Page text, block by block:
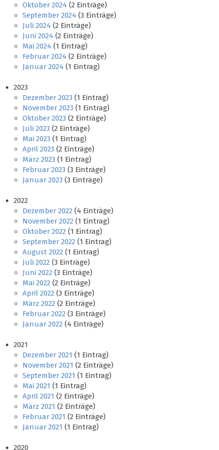
Oktober 2024 (2 Einträge)
September 2024 (3 Einträge)
Juli 2024 (2 Einträge)
Juni 2024 (2 Einträge)
Mai 2024 (1 Eintrag)
Februar 2024 (2 Einträge)
Januar 2024 (1 Eintrag)
2023
Dezember 2023 (1 Eintrag)
November 2023 (1 Eintrag)
Oktober 2023 (2 Einträge)
Juli 2023 (2 Einträge)
Mai 2023 (1 Eintrag)
April 2023 (2 Einträge)
März 2023 (1 Eintrag)
Februar 2023 (3 Einträge)
Januar 2023 (3 Einträge)
2022
Dezember 2022 (4 Einträge)
November 2022 (1 Eintrag)
Oktober 2022 (1 Eintrag)
September 2022 (1 Eintrag)
August 2022 (1 Eintrag)
Juli 2022 (3 Einträge)
Juni 2022 (3 Einträge)
Mai 2022 (2 Einträge)
April 2022 (3 Einträge)
März 2022 (2 Einträge)
Februar 2022 (3 Einträge)
Januar 2022 (4 Einträge)
2021
Dezember 2021 (1 Eintrag)
November 2021 (2 Einträge)
September 2021 (1 Eintrag)
Mai 2021 (1 Eintrag)
April 2021 (2 Einträge)
März 2021 (2 Einträge)
Februar 2021 (2 Einträge)
Januar 2021 (1 Eintrag)
2020